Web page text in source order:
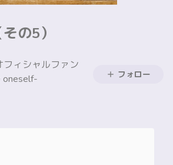
の5）
フィシャルファン
oneself-
フォロー